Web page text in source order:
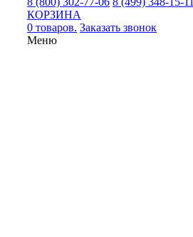
КОРЗИНА
0 товаров. Заказать звонок
Меню